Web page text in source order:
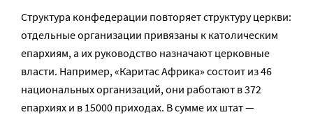
Структура конфедерации повторяет структуру церкви:
отдельные организации привязаны к католическим
епархиям, а их руководство назначают церковные
власти. Например, «Каритас Африка» состоит из 46
национальных организаций, они работают в 372
епархиях и в 15000 приходах. В сумме их штат —